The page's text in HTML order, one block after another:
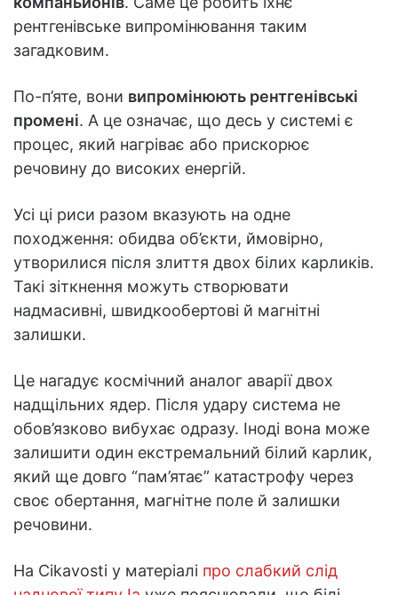
рентгенівське випромінювання таким
загадковим.
По-п’яте, вони випромінюють рентгенівські
промені. А це означає, що десь у системі є
процес, який нагріває або прискорює
речовину до високих енергій.
Усі ці риси разом вказують на одне
походження: обидва об’єкти, ймовірно,
утворилися після злиття двох білих карликів.
Такі зіткнення можуть створювати
надмасивні, швидкообертові й магнітні
залишки.
Це нагадує космічний аналог аварії двох
надщільних ядер. Після удару система не
обов’язково вибухає одразу. Іноді вона може
залишити один екстремальний білий карлик,
який ще довго “пам’ятає” катастрофу через
своє обертання, магнітне поле й залишки
речовини.
На Cikavosti у матеріалі про слабкий слід